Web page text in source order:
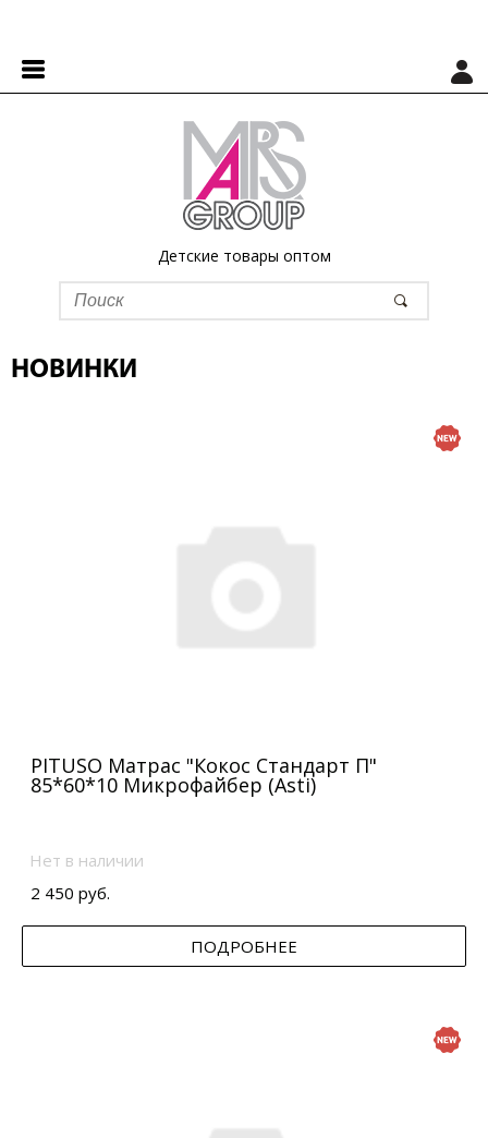
Детские товары оптом
НОВИНКИ
PITUSO Матрас "Кокос Стандарт П"
85*60*10 Микрофайбер (Asti)
Нет в наличии
2 450 руб.
ПОДРОБНЕЕ